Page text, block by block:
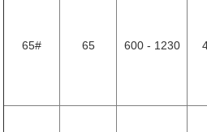
65# 65 600 - 1230